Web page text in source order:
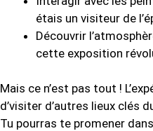
étais un visiteur de
Découvrir
cette exposition
Mais ce n’est pas tout !
d’visiter d’autres lieux clés
Tu pourras te promener